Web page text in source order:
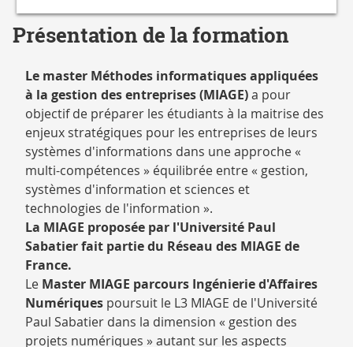
Présentation de la formation
Le master Méthodes informatiques appliquées
à la gestion des entreprises (MIAGE)a pour
objectif de préparer les étudiants à la maitrise des
enjeux stratégiques pour les entreprises de leurs
systèmes d'informations dans une approche «
multi-compétences » équilibrée entre « gestion,
systèmes d'information et sciences et
technologies de l'information ».
La MIAGE proposée par l'Université Paul
Sabatier fait partie du Réseau des MIAGE de
France.
Le Master MIAGE parcours Ingénierie d'Affaires
Numériques poursuit le L3 MIAGE de l'Université
Paul Sabatier dans la dimension « gestion des
projets numériques » autant sur les aspects